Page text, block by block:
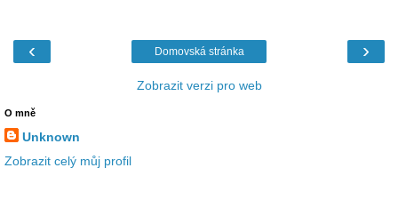
‹ ›
Domovská stránka
Zobrazit verzi pro web
O mně
Unknown
Zobrazit celý můj profil